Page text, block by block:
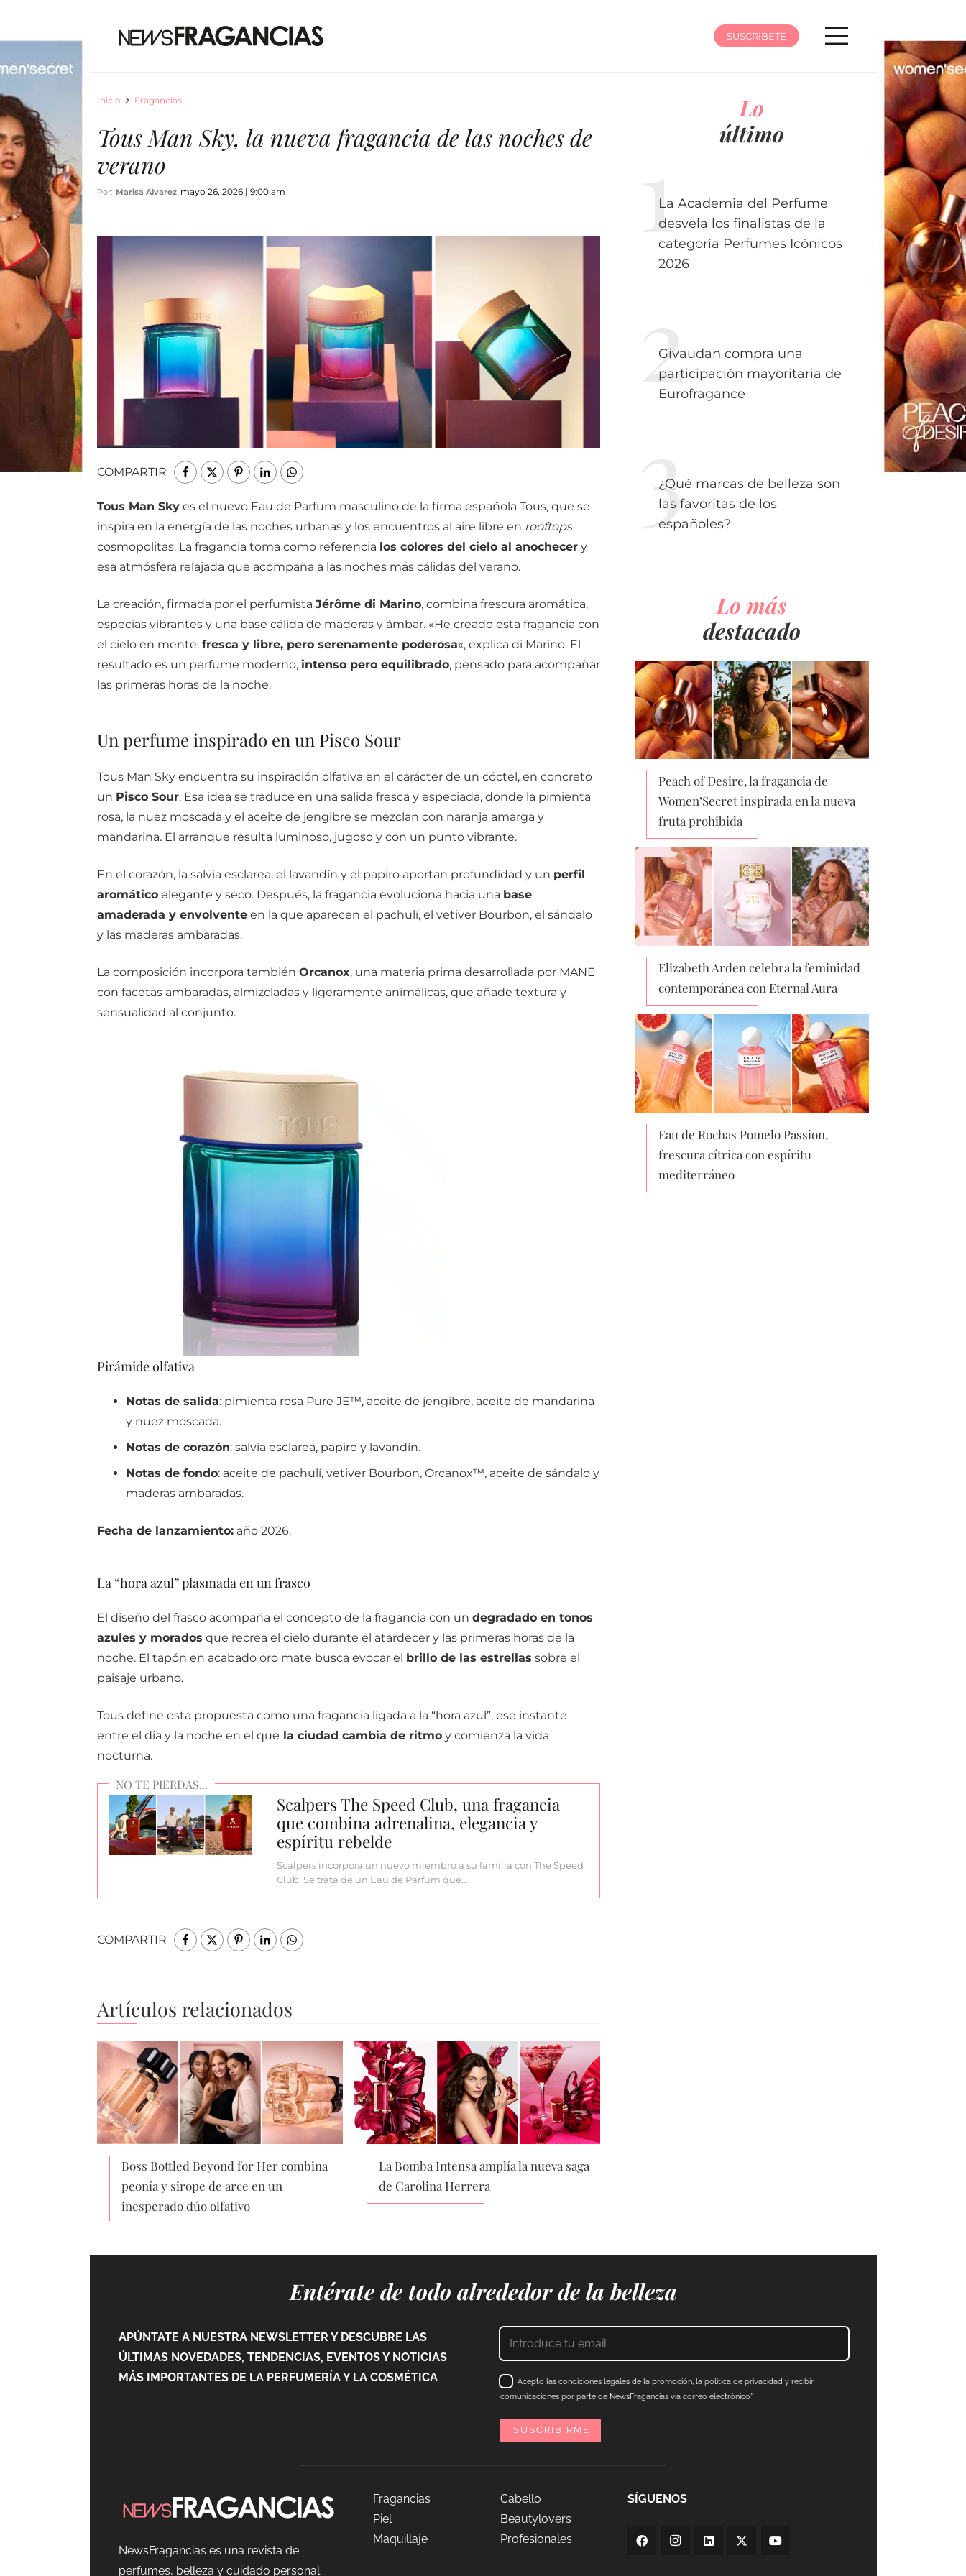
SUSCRÍBETE
Inicio Fragancias
Tous Man Sky, la nueva fragancia de las noches de
verano
Por: Marisa Álvarez mayo 26, 2026 | 9:00 am
COMPARTIR
Tous Man Skyes el nuevo Eau de Parfum masculino de la firma española Tous, que se
inspira en la energía de las noches urbanas y los encuentros al aire libre en rooftops
cosmopolitas. La fragancia toma como referencia los colores del cielo al anochecery
esa atmósfera relajada que acompaña a las noches más cálidas del verano.
La creación, firmada por el perfumista Jérôme di Marino, combina frescura aromática,
especias vibrantes y una base cálida de maderas y ámbar. «He creado esta fragancia con
el cielo en mente: fresca y libre, pero serenamente poderosa«, explica di Marino. El
resultado es un perfume moderno, intenso pero equilibrado, pensado para acompañar
las primeras horas de la noche.
Un perfume inspirado en un Pisco Sour
Tous Man Sky encuentra su inspiración olfativa en el carácter de un cóctel, en concreto
un Pisco Sour. Esa idea se traduce en una salida fresca y especiada, donde la pimienta
rosa, la nuez moscada y el aceite de jengibre se mezclan con naranja amarga y
mandarina. El arranque resulta luminoso, jugoso y con un punto vibrante.
En el corazón, la salvia esclarea, el lavandín y el papiro aportan profundidad y un perfil
aromáticoelegante y seco. Después, la fragancia evoluciona hacia una base
amaderada y envolventeen la que aparecen el pachulí, el vetiver Bourbon, el sándalo
y las maderas ambaradas.
La composición incorpora también Orcanox, una materia prima desarrollada por MANE
con facetas ambaradas, almizcladas y ligeramente animálicas, que añade textura y
sensualidad al conjunto.
Pirámide olfativa
Notas de salida: pimienta rosa Pure JE™, aceite de jengibre, aceite de mandarina
y nuez moscada.
Notas de corazón: salvia esclarea, papiro y lavandín.
Notas de fondo: aceite de pachulí, vetiver Bourbon, Orcanox™, aceite de sándalo y
maderas ambaradas.
Fecha de lanzamiento:año 2026.
La “hora azul” plasmada en un frasco
El diseño del frasco acompaña el concepto de la fragancia con un degradado en tonos
azules y morados que recrea el cielo durante el atardecer y las primeras horas de la
noche. El tapón en acabado oro mate busca evocar el brillo de las estrellas sobre el
paisaje urbano.
Tous define esta propuesta como una fragancia ligada a la “hora azul”, ese instante
entre el día y la noche en el que la ciudad cambia de ritmoy comienza la vida
nocturna.
Scalpers The Speed Club, una fragancia
que combina adrenalina, elegancia y
espíritu rebelde
Scalpers incorpora un nuevo miembro a su familia con The Speed
Club. Se trata de un Eau de Parfum que…
COMPARTIR
Artículos relacionados
Boss Bottled Beyond for Her combina
peonía y sirope de arce en un
inesperado dúo olfativo
La Bomba Intensa amplía la nueva saga
de Carolina Herrera
Lo
último
La Academia del Perfume
desvela los finalistas de la
categoría Perfumes Icónicos
2026
Givaudan compra una
participación mayoritaria de
Eurofragance
¿Qué marcas de belleza son
las favoritas de los
españoles?
Lo más
destacado
Peach of Desire, la fragancia de
Women’Secret inspirada en la nueva
fruta prohibida
Elizabeth Arden celebra la feminidad
contemporánea con Eternal Aura
Eau de Rochas Pomelo Passion,
frescura cítrica con espíritu
mediterráneo
Entérate de todo alrededor de la belleza
APÚNTATE A NUESTRA NEWSLETTER Y DESCUBRE LAS
ÚLTIMAS NOVEDADES, TENDENCIAS, EVENTOS Y NOTICIAS
MÁS IMPORTANTES DE LA PERFUMERÍA Y LA COSMÉTICA
Acepto las condiciones legales de la promoción, la política de privacidad y recibir
comunicaciones por parte de NewsFragancias vía correo electrónico*
NewsFragancias es una revista de
perfumes, belleza y cuidado personal.
Fragancias
Piel
Maquillaje
Cabello
Beautylovers
Profesionales
SÍGUENOS